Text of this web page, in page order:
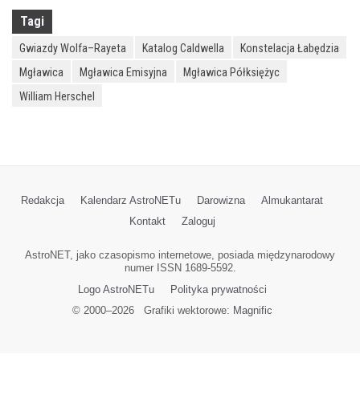
Tagi
Gwiazdy Wolfa–Rayeta Katalog Caldwella
Konstelacja Łabędzia
Mgławica
Mgławica Emisyjna
Mgławica Półksiężyc
William Herschel
Redakcja Kalendarz AstroNETu Darowizna
Almukantarat
Kontakt
Zaloguj
AstroNET, jako czasopismo internetowe, posiada międzynarodowy
numer ISSN 1689-5592.
Logo AstroNETu
Polityka prywatności
© 2000–2026Grafiki wektorowe: Magnific